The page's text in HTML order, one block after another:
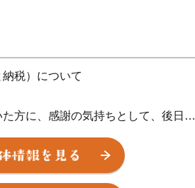
税）について
方に、感謝の気持ちとして、後日、
産品など）を贈呈いたします。
必要な寄附金額が異なりますのでご